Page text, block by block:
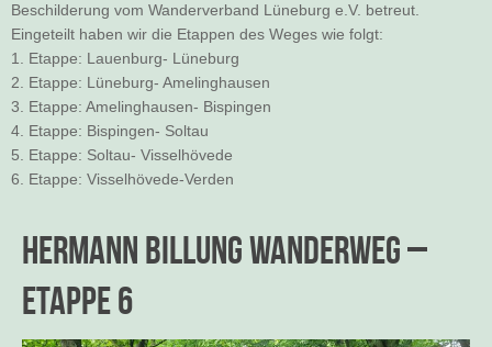
Beschilderung vom Wanderverband Lüneburg e.V. betreut.
Eingeteilt haben wir die Etappen des Weges wie folgt:
1. Etappe: Lauenburg- Lüneburg
2. Etappe: Lüneburg- Amelinghausen
3. Etappe: Amelinghausen- Bispingen
4. Etappe: Bispingen- Soltau
5. Etappe: Soltau- Visselhövede
6. Etappe: Visselhövede-Verden
Hermann Billung Wanderweg –
Etappe 6